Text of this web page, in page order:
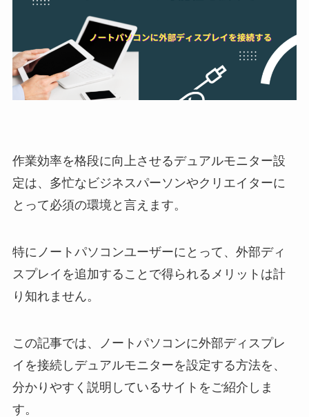
作業効率を格段に向上させるデュアルモニター設
定は、多忙なビジネスパーソンやクリエイターに
とって必須の環境と言えます。
特にノートパソコンユーザーにとって、外部ディ
スプレイを追加することで得られるメリットは計
り知れません。
この記事では、ノートパソコンに外部ディスプレ
イを接続しデュアルモニターを設定する方法を、
分かりやすく説明しているサイトをご紹介しま
す。